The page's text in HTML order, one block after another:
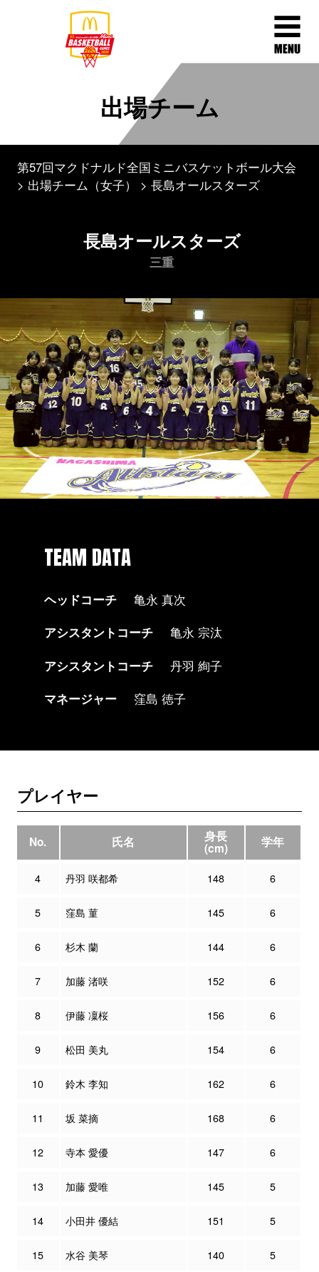
出場チーム
第57回マクドナルド全国ミニバスケットボール大会
出場チーム（女子）
長島オールスターズ
長島オールスターズ
三重
TEAM DATA
ヘッドコーチ
亀永 真次
アシスタントコーチ
亀永 宗汰
アシスタントコーチ
丹羽 絢子
マネージャー
窪島 徳子
プレイヤー
No. 氏名 身長
(cm) 学年
4 丹羽 咲都希 148 6
5 窪島 菫 145 6
6 杉木 蘭 144 6
7 加藤 渚咲 152 6
8 伊藤 凜桜 156 6
9 松田 美丸 154 6
10 鈴木 李知 162 6
11 坂 菜摘 168 6
12 寺本 愛優 147 6
13 加藤 愛唯 145 5
14 小田井 優結 151 5
15 水谷 美琴 140 5